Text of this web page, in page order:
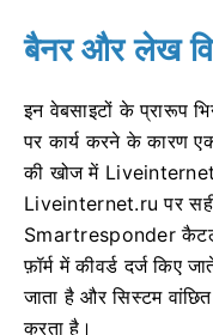
बैनर और लेख
इन वेबसाइटों के प्रारूप
पर कार्य करने के कारण
की खोज में
Liveinternet.ru पर
Smartresponder
फ़ॉर्म में कीवर्ड दर्ज किए
जाता है और सिस्टम
करता है।